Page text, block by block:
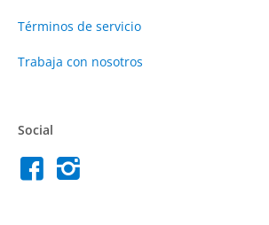
Términos de servicio
Trabaja con nosotros
Social